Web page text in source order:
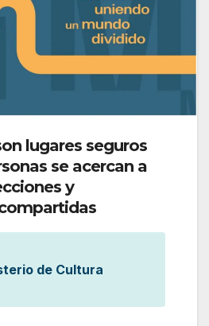
lugares seguros
se acercan a
y
de Cultura